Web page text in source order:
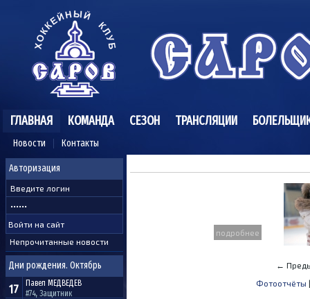
ГЛАВНАЯ
Новости Контакты
КОМАНДА СЕЗОН ТРАНСЛЯЦИИ
Авторизация
Непрочитанные новости
Дни рождения. Октябрь
17 Павел МЕДВЕДЕВ
#74, Защитник
подробнее
←
Фотоотчёты